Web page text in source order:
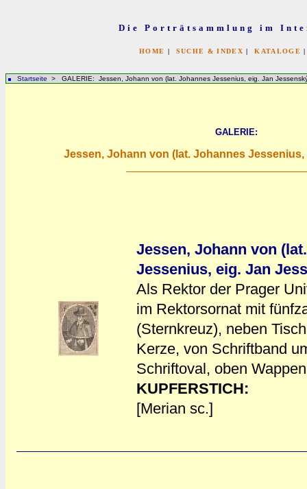
Die Porträtsammlung im
HOME | SUCHE & INDEX |KATALOGE
Startseite > GALERIE: Jessen, Johann von (lat. Johannes Jessenius, eig. Jan
GALERIE:
Jessen, Johann von (lat. Johannes
Jessen, Johann von
Jessenius, eig. Jan
Als Rektor der Prager
im Rektorsornat mit
(Sternkreuz), neben
Kerze, von Schriftband
Schriftoval, oben
KUPFERSTICH:
[Merian sc.]